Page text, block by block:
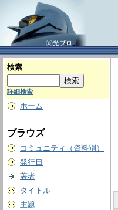
検索
詳細検索
ホーム
ブラウズ
コミュニティ（資料別）
発行日
著者
タイトル
主題